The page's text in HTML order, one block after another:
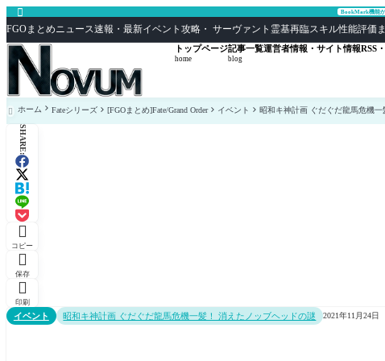
 BookMark機能が
FGOまとめニュース速報・最新イベント攻略・ サーヴァント霊基再臨スキル性能評価ま
トップページ
home
記事一覧
blog
運営者情報・サイト情報RSS
 ホーム Fateシリーズ [FGOまとめ]Fate/Grand Order イベント 昭和キ神計画 ぐだぐだ龍馬危機
SHARE:

コピー

保存

印刷
イベント 昭和キ神計画 ぐだぐだ龍馬危機一髪！ 消えたノッブヘッドの謎 2021年11月24日